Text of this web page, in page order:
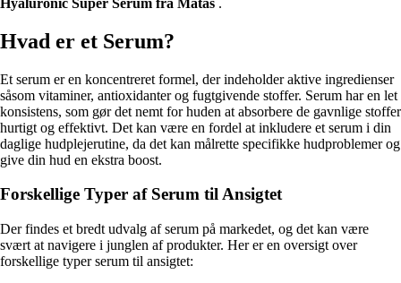
Hvad er et Serum?
Et serum er en koncentreret formel, der indeholder aktive ingredienser
såsom vitaminer, antioxidanter og fugtgivende stoffer. Serum har en let
konsistens, som gør det nemt for huden at absorbere de gavnlige stoffer
hurtigt og effektivt. Det kan være en fordel at inkludere et serum i din
daglige hudplejerutine, da det kan målrette specifikke hudproblemer og
give din hud en ekstra boost.
Forskellige Typer af Serum til Ansigtet
Der findes et bredt udvalg af serum på markedet, og det kan være
svært at navigere i junglen af produkter. Her er en oversigt over
forskellige typer serum til ansigtet: